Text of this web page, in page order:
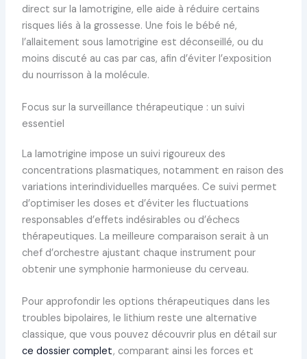
direct sur la lamotrigine, elle aide à réduire certains
risques liés à la grossesse. Une fois le bébé né,
l’allaitement sous lamotrigine est déconseillé, ou du
moins discuté au cas par cas, afin d’éviter l’exposition
du nourrisson à la molécule.
Focus sur la surveillance thérapeutique : un suivi
essentiel
La lamotrigine impose un suivi rigoureux des
concentrations plasmatiques, notamment en raison des
variations interindividuelles marquées. Ce suivi permet
d’optimiser les doses et d’éviter les fluctuations
responsables d’effets indésirables ou d’échecs
thérapeutiques. La meilleure comparaison serait à un
chef d’orchestre ajustant chaque instrument pour
obtenir une symphonie harmonieuse du cerveau.
Pour approfondir les options thérapeutiques dans les
troubles bipolaires, le lithium reste une alternative
classique, que vous pouvez découvrir plus en détail sur
ce dossier complet, comparant ainsi les forces et